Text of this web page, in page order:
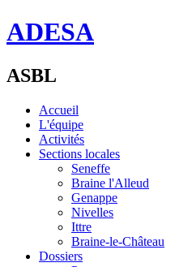
ADESA
ASBL
Accueil
L'équipe
Activités
Sections locales
Seneffe
Braine l'Alleud
Genappe
Nivelles
Ittre
Braine-le-Château
Dossiers